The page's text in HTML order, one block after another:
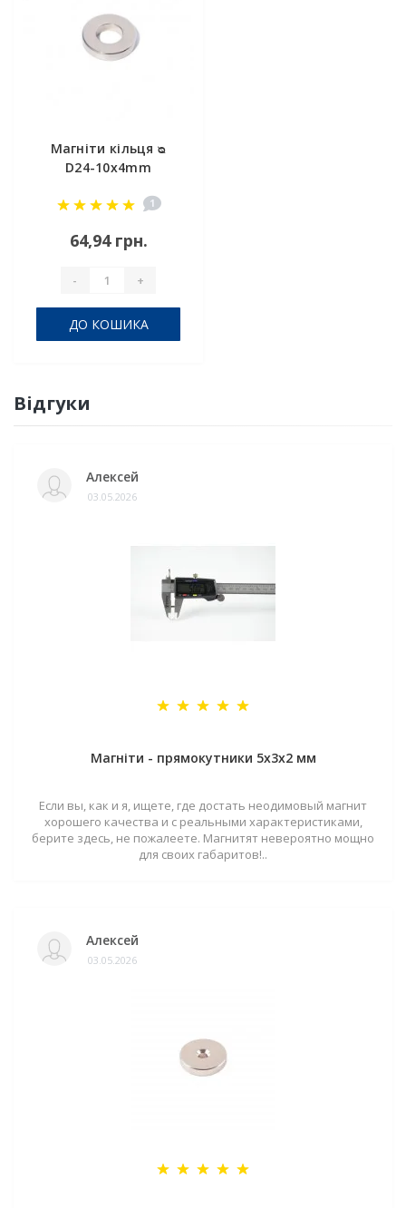
Магніти кільця ᴓ
D24-10x4mm
1
64,94 грн.
- +
ДО КОШИКА
Відгуки
Алексей
03.05.2026
Магніти - прямокутники 5x3x2 мм
Если вы, как и я, ищете, где достать неодимовый магнит
хорошего качества и с реальными характеристиками,
берите здесь, не пожалеете. Магнитят невероятно мощно
для своих габаритов!..
Алексей
03.05.2026